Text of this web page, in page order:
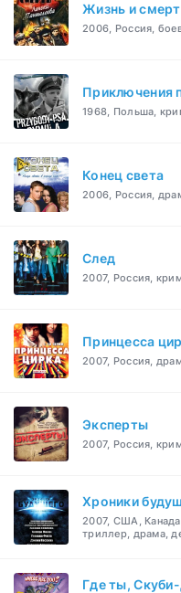
Жизнь и
2006, Россия,
Приключения
1968, Польша,
Конец света
2006, Россия,
След
2007, Россия,
Принцесса
2007, Россия,
Эксперты
2007, Россия,
Хроники
2007, США,
триллер, драма,
Где ты,